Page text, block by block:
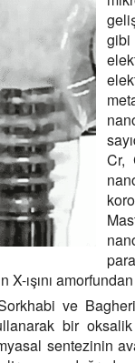
Cr,
X-ışını
ve
bir
sentezinin